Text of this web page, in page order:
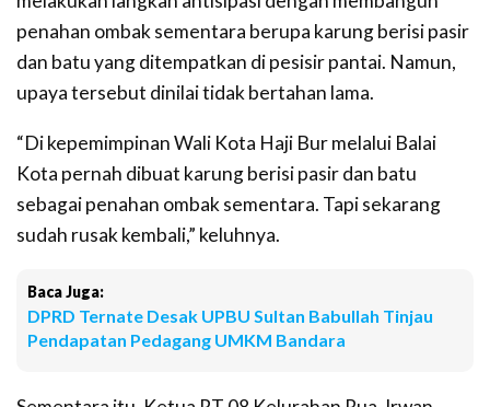
penahan ombak sementara berupa karung berisi pasir
dan batu yang ditempatkan di pesisir pantai. Namun,
upaya tersebut dinilai tidak bertahan lama.
“Di kepemimpinan Wali Kota Haji Bur melalui Balai
Kota pernah dibuat karung berisi pasir dan batu
sebagai penahan ombak sementara. Tapi sekarang
sudah rusak kembali,” keluhnya.
Baca Juga:
DPRD Ternate Desak UPBU Sultan Babullah Tinjau
Pendapatan Pedagang UMKM Bandara